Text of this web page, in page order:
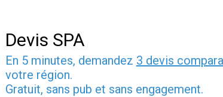
Devis SPA
En 5 minutes, demandez 3 devis
votre région.
Gratuit, sans pub et sans engagement.